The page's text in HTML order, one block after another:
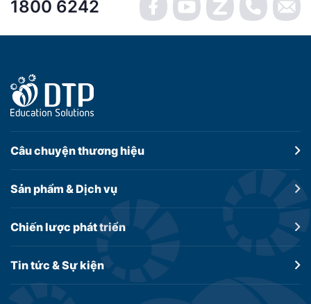
1800 6242
Câu chuyệnthương hiệu
Sản phẩm &Dịch vụ
Chiến lược phát triển
Tin tức &Sự kiện